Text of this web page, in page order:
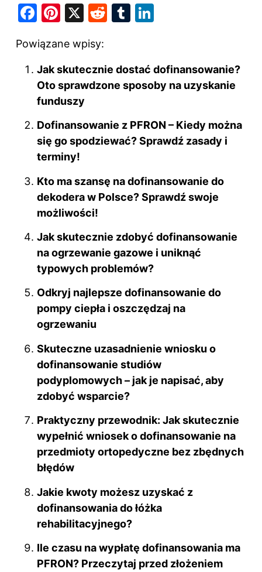
F
c
e
b
o
o
k
Pi
er
e
st
X
R
di
t
T
bl
r
e
dI
Powiązane wpisy:
Jak skutecznie dostać dofinansowanie?
Oto sprawdzone sposoby na uzyskanie
funduszy
Dofinansowanie z PFRON – Kiedy można
się go spodziewać? Sprawdź zasady i
terminy!
Kto ma szansę na dofinansowanie do
dekodera w Polsce? Sprawdź swoje
możliwości!
Jak skutecznie zdobyć dofinansowanie
na ogrzewanie gazowe i uniknąć
typowych problemów?
Odkryj najlepsze dofinansowanie do
pompy ciepła i oszczędzaj na
ogrzewaniu
Skuteczne uzasadnienie wniosku o
dofinansowanie studiów
podyplomowych – jak je napisać, aby
zdobyć wsparcie?
Praktyczny przewodnik: Jak skutecznie
wypełnić wniosek o dofinansowanie na
przedmioty ortopedyczne bez zbędnych
błędów
Jakie kwoty możesz uzyskać z
dofinansowania do łóżka
rehabilitacyjnego?
Ile czasu na wypłatę dofinansowania ma
PFRON? Przeczytaj przed złożeniem